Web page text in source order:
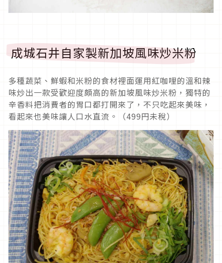
成城石井自家製新加坡風味炒米粉
多種蔬菜、鮮蝦和米粉的食材裡面運用紅咖哩的溫和辣
味炒出一款受歡迎度頗高的新加坡風味炒米粉，獨特的
辛香料把消費者的胃口都打開來了，不只吃起來美味，
看起來也美味讓人口水直流。（499円未稅）